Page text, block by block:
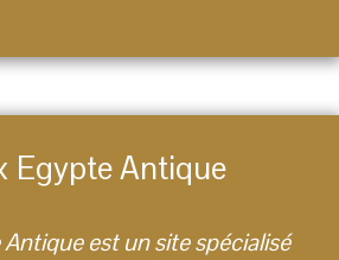
Egypte Antique
est un site spécialisé